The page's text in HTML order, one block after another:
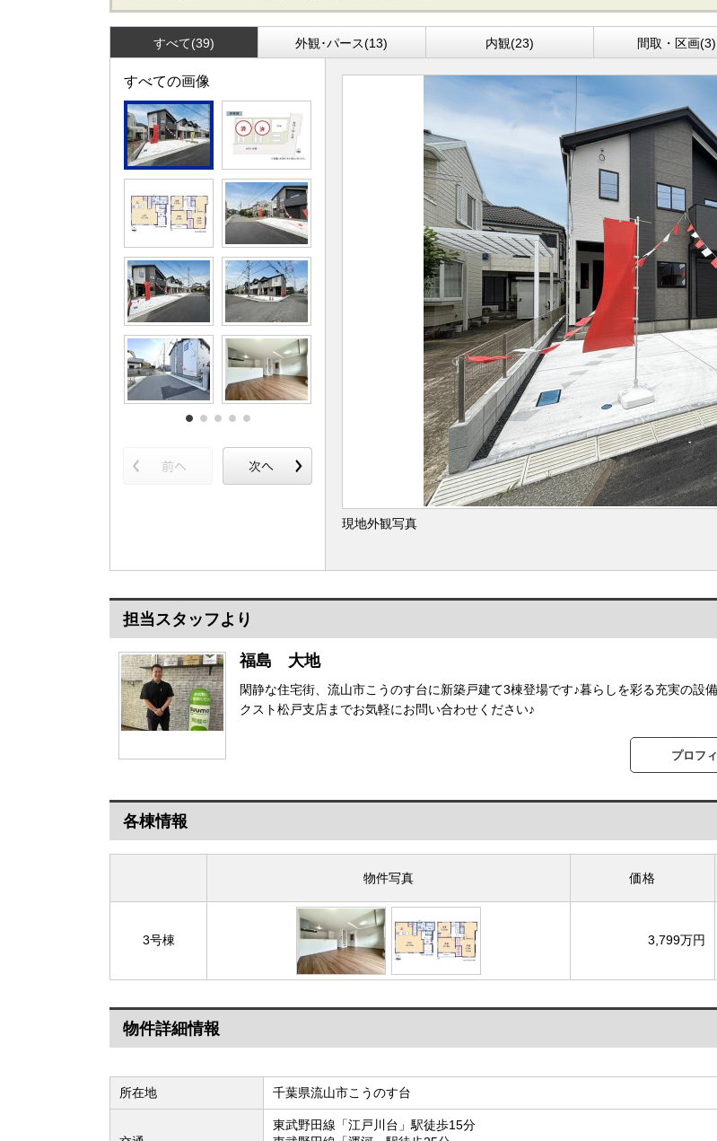
すべて(39) 外観･パース(13) 内観(23) 間取・区画(3)
すべての画像
現地外観写真
担当スタッフより
福島 大地
閑静な住宅街、流山市こうのす台に新築戸建て3棟登場です♪暮らしを彩る充実の設
クスト松戸支店までお気軽にお問い合わせください♪
プロフ
各棟情報
物件写真 価格
3号棟 3,799万円
物件詳細情報
所在地 千葉県流山市こうのす台
東武野田線「江戸川台」駅徒歩15分
千葉市エリア
千葉市エリアの新築一戸建
千葉市エリアの中古一戸建
千葉市エリアのマンション
千葉市エリアの土地
外房エリア
外房エリアの新築一戸建
外房エリアの中古一戸建
内房エリアの新築一戸建
内房エリアの中古一戸建
内房エリアのマンション
内房エリアの土地
神奈川全域エリア
神奈川全域エリアの新築一戸建
神奈川全域エリアの中古一戸建
神奈川全域エリアの土地
沖縄全域エリア
沖縄全域エリアの新築一戸建
沖縄全域エリアの中古一戸建
沖縄全域エリアのマンション
沖縄全域エリアの土地